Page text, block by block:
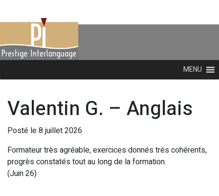
MENU
Valentin G. – Anglais
Posté le 8 juillet 2026
Formateur très agréable, exercices donnés très cohérents,
progrès constatés tout au long de la formation.
(Juin 26)